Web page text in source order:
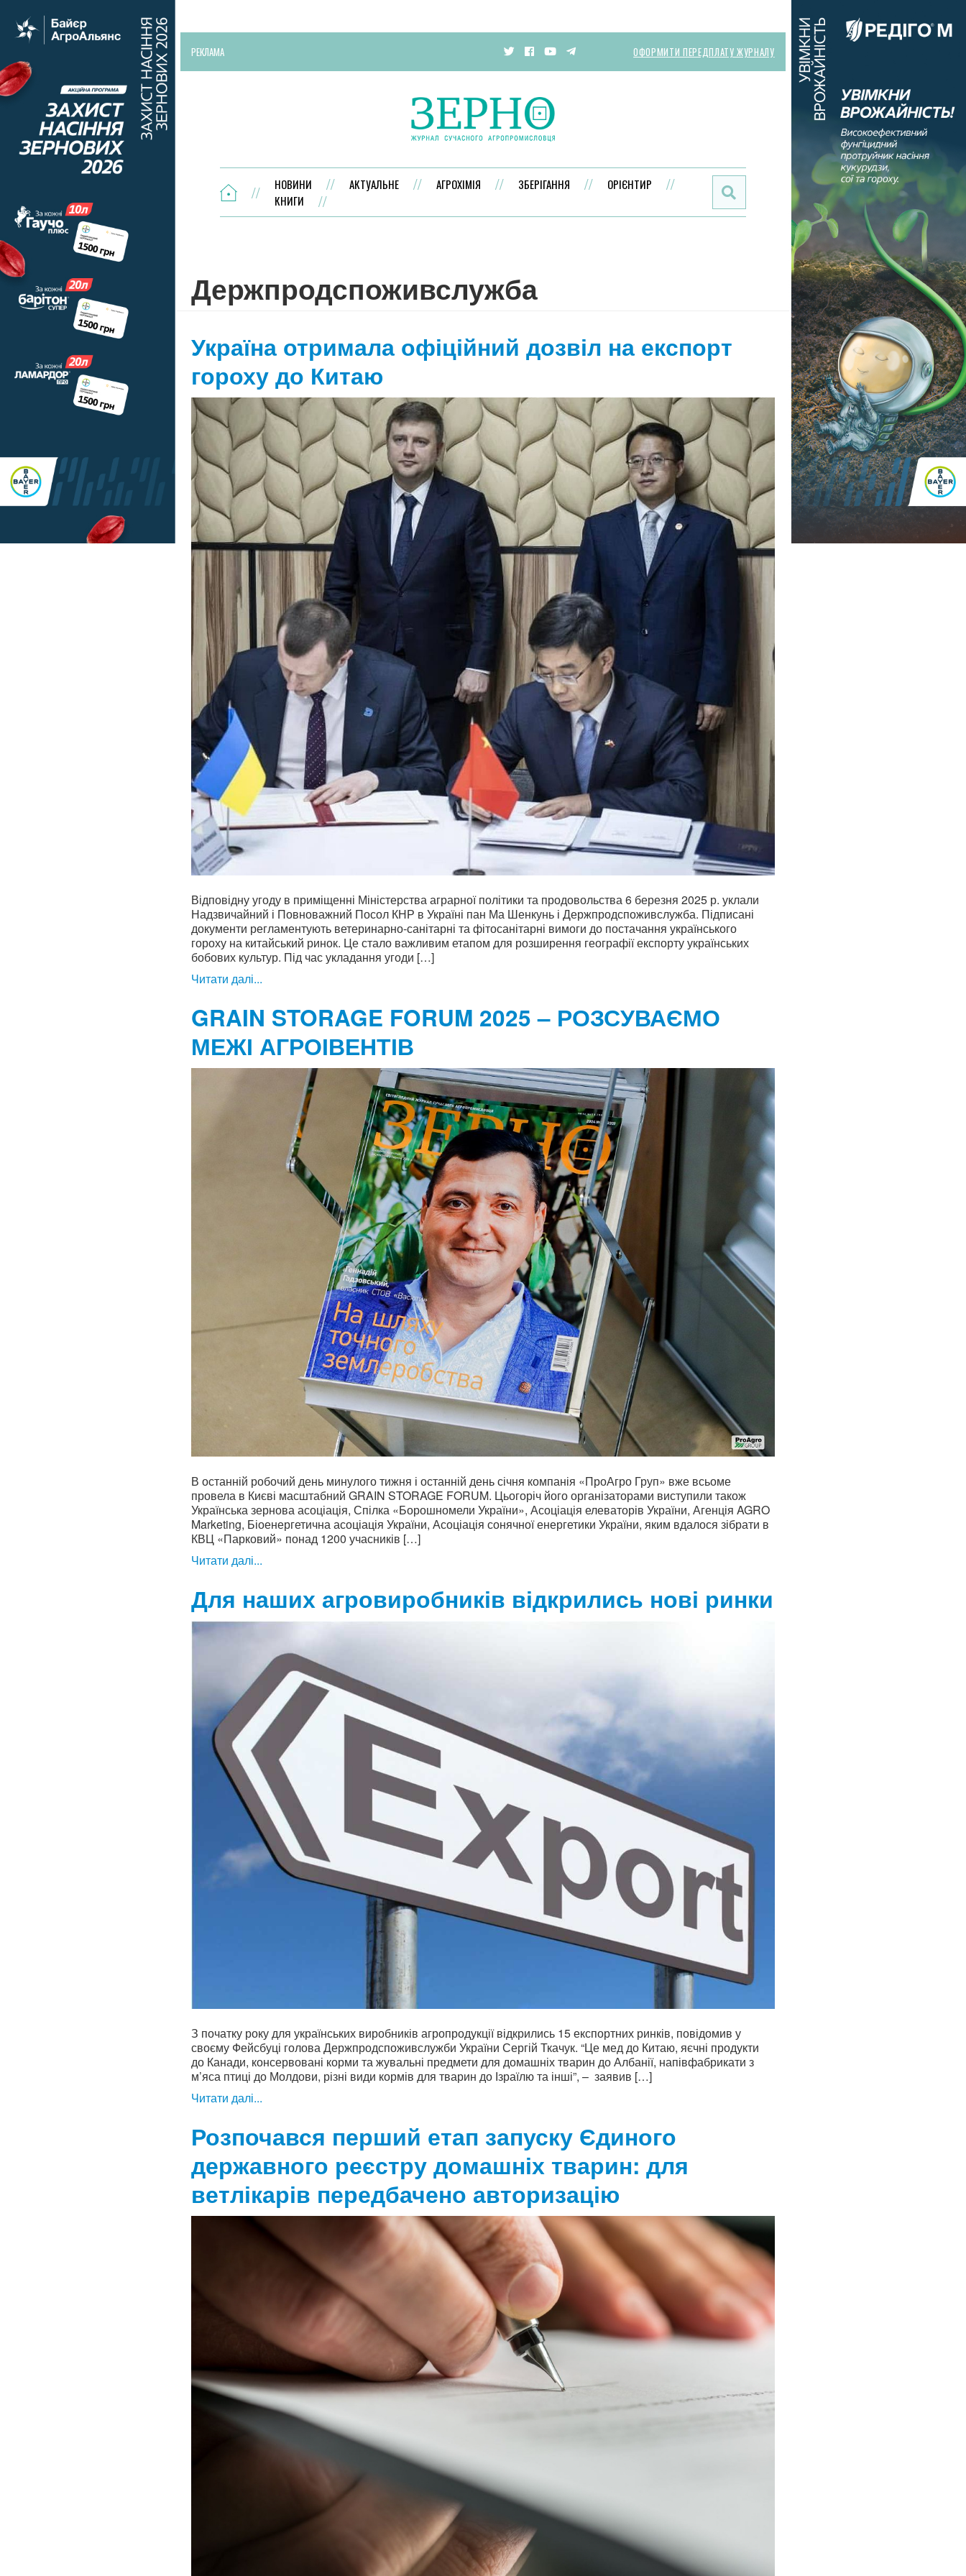
РЕКЛАМА ОФОРМИТИ ПЕРЕДПЛАТУ ЖУРНАЛУ
НОВИНИ АКТУАЛЬНЕ АГРОХІМІЯ ЗБЕРІГАННЯ
ОРІЄНТИР
КНИГИ
Держпродспоживслужба
Україна отримала офіційний дозвіл на експорт
гороху до Китаю
Відповідну угоду в приміщенні Міністерства аграрної політики та продовольства 6 березня 2025 р. уклали
Надзвичайний і Повноважний Посол КНР в Україні пан Ма Шенкунь і Держпродспоживслужба. Підписані
документи регламентують ветеринарно-санітарні та фітосанітарні вимоги до постачання українського
гороху на китайський ринок. Це стало важливим етапом для розширення географії експорту українських
бобових культур. Під час укладання угоди […]
Читати далі...
GRAIN STORAGE FORUM 2025 – РОЗСУВАЄМО
МЕЖІ АГРОІВЕНТІВ
В останній робочий день минулого тижня і останній день січня компанія «ПроАгро Груп» вже всьоме
провела в Києві масштабний GRAIN STORAGE FORUM. Цьогоріч його організаторами виступили також
Українська зернова асоціація, Спілка «Борошномели України», Асоціація елеваторів України, Агенція AGRO
Marketing, Біоенергетична асоціація України, Асоціація сонячної енергетики України, яким вдалося зібрати в
КВЦ «Парковий» понад 1200 учасників […]
Читати далі...
Для наших агровиробників відкрились нові ринки
З початку року для українських виробників агропродукції відкрились 15 експортних ринків, повідомив у
своєму Фейсбуці голова Держпродспоживслужби України Сергій Ткачук. “Це мед до Китаю, яєчні продукти
до Канади, консервовані корми та жувальні предмети для домашніх тварин до Албанії, напівфабрикати з
м’яса птиці до Молдови, різні види кормів для тварин до Ізраїлю та інші”, – заявив […]
Читати далі...
Розпочався перший етап запуску Єдиного
державного реєстру домашніх тварин: для
ветлікарів передбачено авторизацію